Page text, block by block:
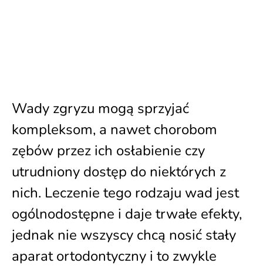
Wady zgryzu mogą sprzyjać
kompleksom, a nawet chorobom
zębów przez ich osłabienie czy
utrudniony dostęp do niektórych z
nich. Leczenie tego rodzaju wad jest
ogólnodostępne i daje trwałe efekty,
jednak nie wszyscy chcą nosić stały
aparat ortodontyczny i to zwykle